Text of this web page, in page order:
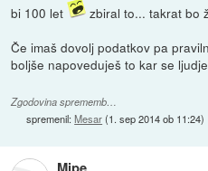
bi 100 let
zbiral to... takrat bo
Če imaš dovolj podatkov pa
boljše napoveduješ to kar se
Zgodovina sprememb…
spremenil:Mesar(1. sep 2014 ob 11:24)